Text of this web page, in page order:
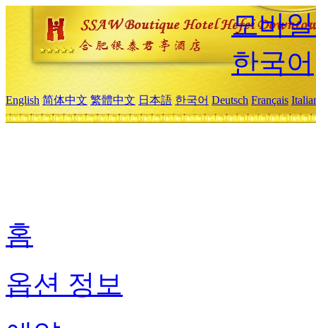
모바
한국어
English 简体中文 繁體中文 日本語 한국어 Deutsch Français
홈
옵션 정보